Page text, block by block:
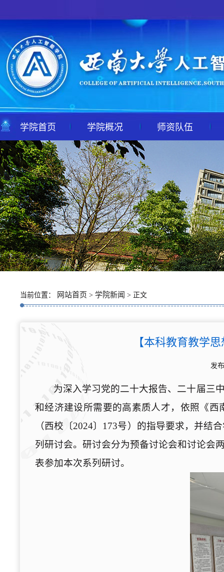
学院首页 学院概况 师资队伍
当前位置： 网站首页 > 学院新闻 > 正文
【本科教育教学
发
为深入学习党的二十大报告、二十届三
和经济建设所需要的高素质人才，依照《
（西校〔2024〕173号）的指导要求，并结
列研讨会。研讨会分为预备讨论会和讨论会
表参加本次系列研讨。